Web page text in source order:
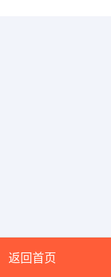
返回首页